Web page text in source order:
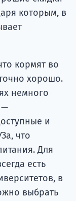
которым, в
кормят во
хорошо.
немного
—
и
что
Для
есть
в
выбрать